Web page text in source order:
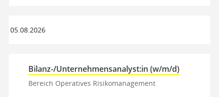
05.08.2026
Bilanz-/Unternehmensanalyst:in (w/m/d)
Bereich Operatives Risikomanagement